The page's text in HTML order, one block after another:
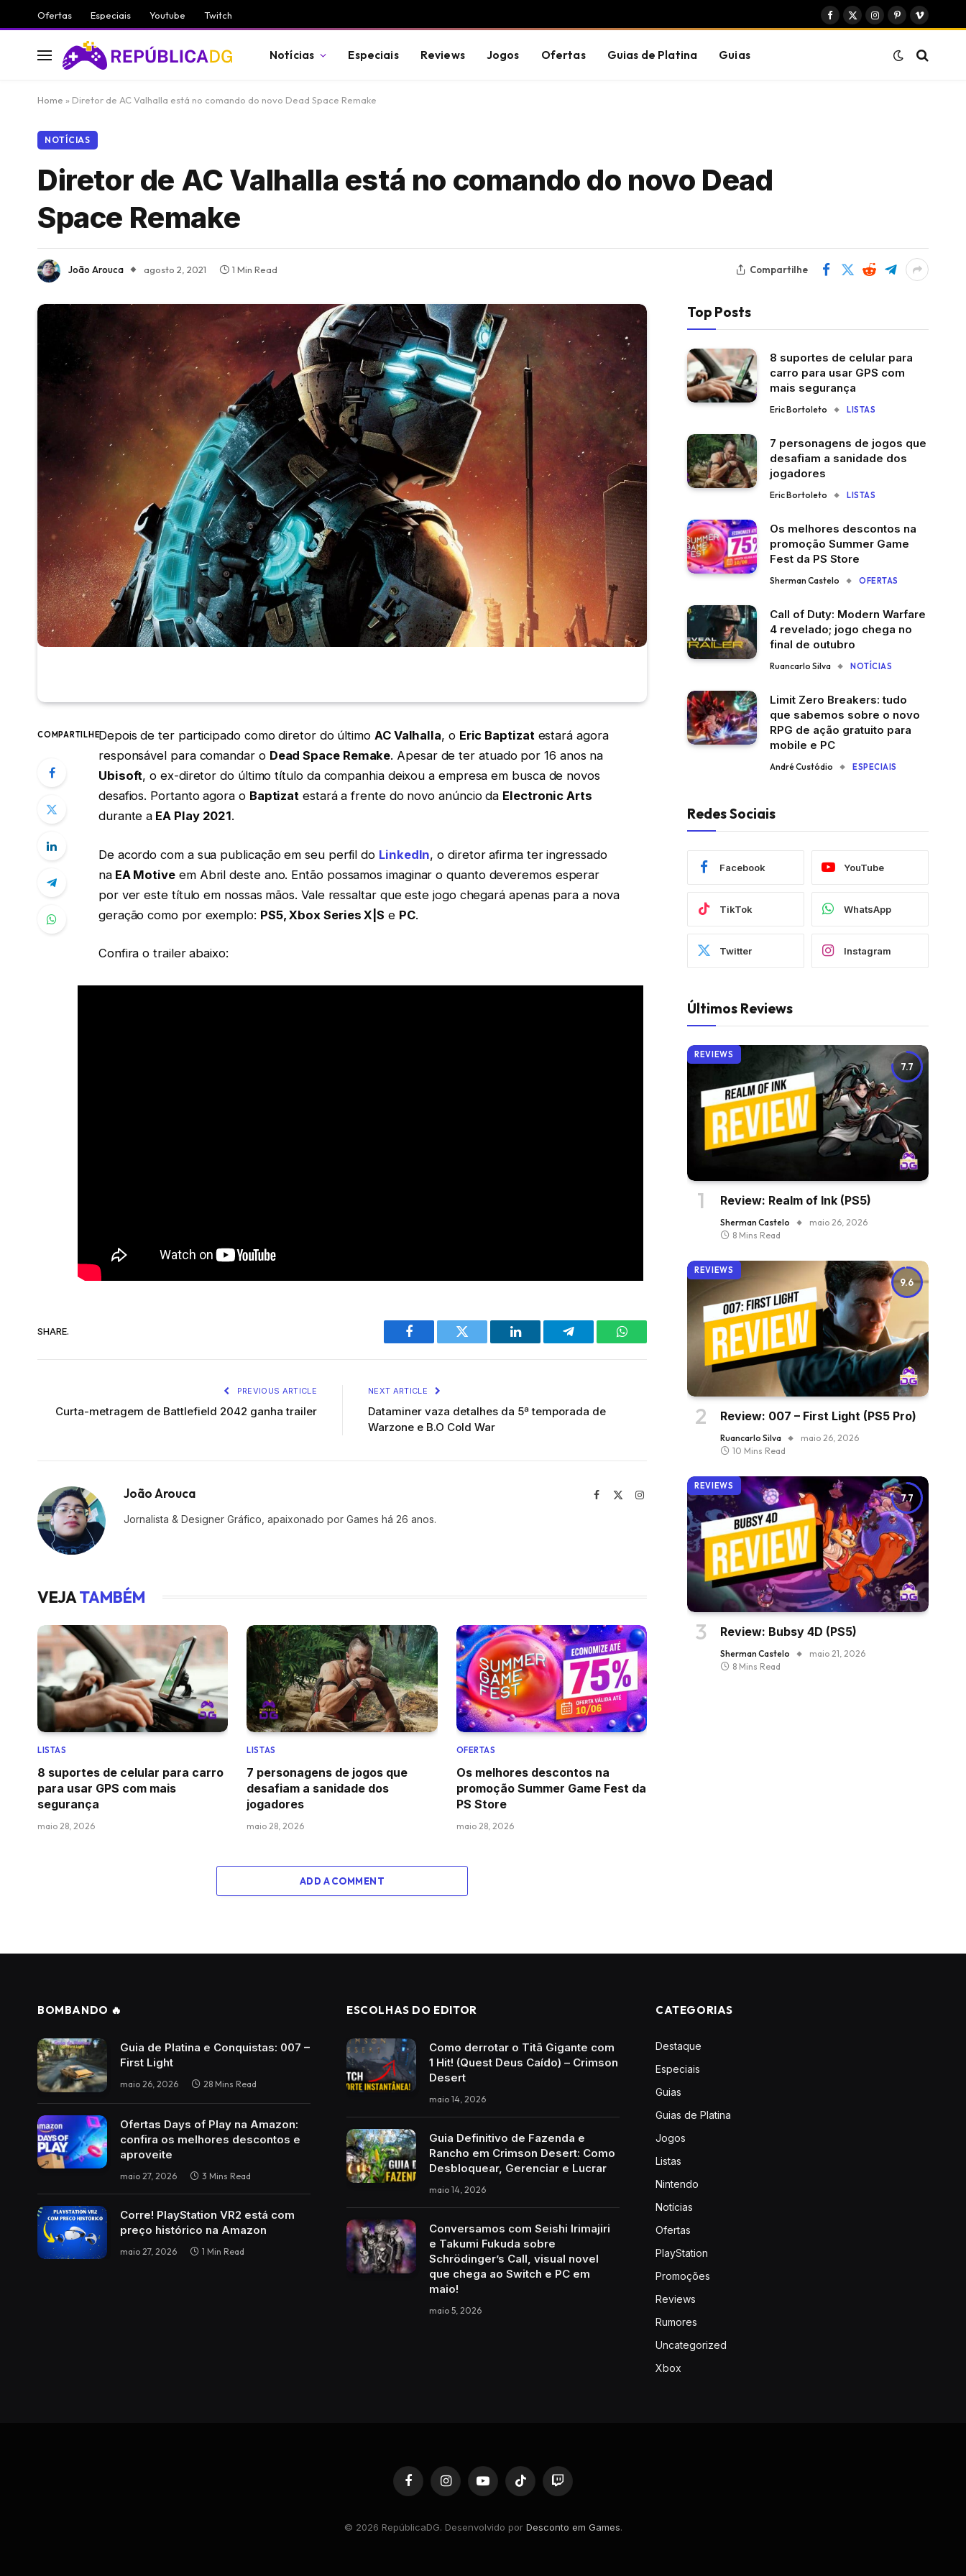
Ofertas Especiais Youtube Twitch
Facebook
X
Instagram
PinterestVimeo
Notícias Especiais Reviews Jogos Ofertas Guias de Platina Guias
Home » Diretor de AC Valhalla está no comando do novo Dead Space Remake
NOTÍCIAS
Diretor de AC Valhalla está no comando do novo Dead
Space Remake
João Arouca agosto 2, 2021 1 Min Read Compartilhe
COMPARTILHEDepois de ter participado como diretor do último AC Valhalla, o Eric Baptizatestará agora
responsável para comandar o Dead Space Remake. Apesar de ter atuado por 16 anos na
Ubisoft, o ex-diretor do último título da companhia deixou a empresa em busca de novos
desafios. Portanto agora o Baptizat estará a frente do novo anúncio da Electronic Arts
durante a EA Play 2021.
De acordo com a sua publicação em seu perfil do LinkedIn, o diretor afirma ter ingressado
naEA Motive em Abril deste ano. Então possamos imaginar o quanto deveremos esperar
por ver este título em nossas mãos. Vale ressaltar que este jogo chegará apenas para a nova
geração como por exemplo: PS5, Xbox Series X|S e PC.
Confira o trailer abaixo:
SHARE.
Facebook Twitter LinkedIn Telegram WhatsApp
PREVIOUS ARTICLE
Curta-metragem de Battlefield 2042 ganha trailer
NEXT ARTICLE
Dataminer vaza detalhes da 5ª temporada de
Warzone e B.O Cold War
João Arouca Facebook Instagram
Jornalista & Designer Gráfico, apaixonado por Games há 26 anos.
VEJATAMBÉM
LISTAS
8 suportes de celular para carro
para usar GPS com mais
segurança
maio 28, 2026
LISTAS
7 personagens de jogos que
desafiam a sanidade dos
jogadores
maio 28, 2026
OFERTAS
Os melhores descontos na
promoção Summer Game Fest da
PS Store
maio 28, 2026
ADD A COMMENT
Top Posts
8 suportes de celular para
carro para usar GPS com
mais segurança
Eric Bortoleto LISTAS
7 personagens de jogos que
desafiam a sanidade dos
jogadores
Eric Bortoleto LISTAS
Os melhores descontos na
promoção Summer Game
Fest da PS Store
Sherman Castelo OFERTAS
Call of Duty: Modern Warfare
4 revelado; jogo chega no
final de outubro
Ruancarlo Silva NOTÍCIAS
Limit Zero Breakers: tudo
que sabemos sobre o novo
RPG de ação gratuito para
mobile e PC
André Custódio ESPECIAIS
Redes Sociais
Facebook YouTube
TikTok WhatsApp
Twitter Instagram
Últimos Reviews
7.7
REVIEWS
Review: Realm of Ink (PS5)
Sherman Castelo
maio 26, 2026
8 Mins Read
9.6
REVIEWS
Review: 007 – First Light (PS5 Pro)
Ruancarlo Silva
maio 26, 2026
10 Mins Read
7.7
REVIEWS
Review: Bubsy 4D (PS5)
Sherman Castelo
maio 21, 2026
8 Mins Read
BOMBANDO 🔥
Guia de Platina e Conquistas: 007 –
First Light
maio 26, 2026 28 Mins Read
Ofertas Days of Play na Amazon:
confira os melhores descontos e
aproveite
maio 27, 2026 3 Mins Read
Corre! PlayStation VR2 está com
preço histórico na Amazon
maio 27, 2026 1 Min Read
ESCOLHAS DO EDITOR
Como derrotar o Titã Gigante com
1 Hit! (Quest Deus Caído) – Crimson
Desert
maio 14, 2026
Guia Definitivo de Fazenda e
Rancho em Crimson Desert: Como
Desbloquear, Gerenciar e Lucrar
maio 14, 2026
Conversamos com Seishi Irimajiri
e Takumi Fukuda sobre
Schrödinger’s Call, visual novel
que chega ao Switch e PC em
maio!
maio 5, 2026
CATEGORIAS
Destaque
Especiais
Guias
Guias de Platina
Jogos
Listas
Nintendo
Notícias
Ofertas
PlayStation
Promoções
Reviews
Rumores
Uncategorized
Xbox
FacebookInstagramYouTubeTikTok Twitch
© 2026 RepúblicaDG. Desenvolvido por Desconto em Games.